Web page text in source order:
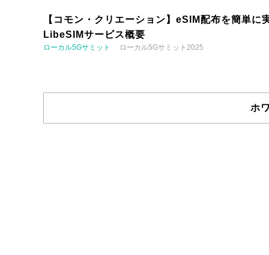
【コモン・クリエーション】eSIM配布を簡単に
LibeSIMサービス概要
ローカル5Gサミット ローカル5Gサミット2025
ホ